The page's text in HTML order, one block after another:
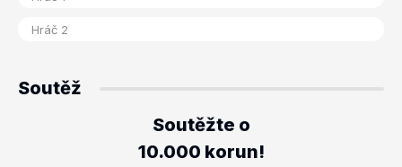
Soutěž
Soutěžte o
10.000 korun!